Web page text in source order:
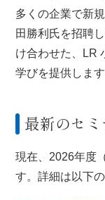
多くの企業で新
田勝利氏を招聘
け合わせた、LR
学びを提供します
最新のセ
現在、2026年度
す。詳細は以下